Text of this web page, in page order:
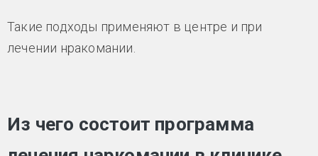
Такие подходы применяют в центре и при
лечении нракомании.
Из чего состоит программа